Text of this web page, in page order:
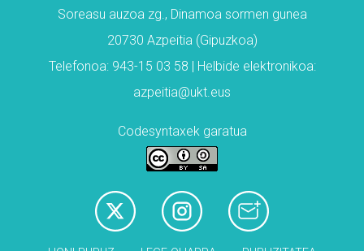
Soreasu auzoa zg., Dinamoa sormen gunea
20730 Azpeitia (Gipuzkoa)
Telefonoa: 943-15 03 58 | Helbide elektronikoa:
azpeitia@ukt.eus
Codesyntaxek garatua